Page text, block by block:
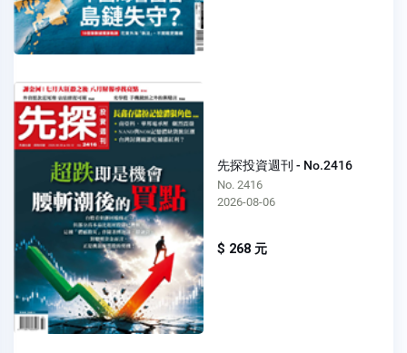
先探投資週刊 - No.2416
No. 2416
2026-08-06
$ 268 元